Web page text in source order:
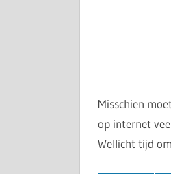
Misschien
op internet
Wellicht tijd